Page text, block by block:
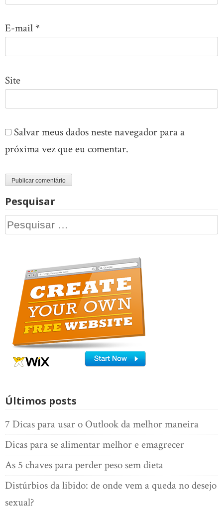
E-mail *
Site
Salvar meus dados neste navegador para a
próxima vez que eu comentar.
Pesquisar
Pesquisar
Últimos posts
7 Dicas para usar o Outlook da melhor maneira
Dicas para se alimentar melhor e emagrecer
As 5 chaves para perder peso sem dieta
Distúrbios da libido: de onde vem a queda no desejo
sexual?